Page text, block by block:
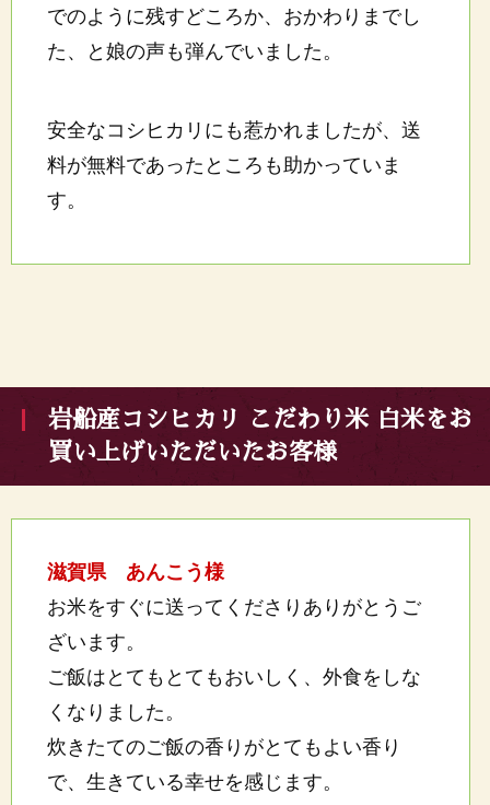
でのように残すどころか、おかわりまでし
た、と娘の声も弾んでいました。
安全なコシヒカリにも惹かれましたが、送
料が無料であったところも助かっていま
す。
岩船産コシヒカリ こだわり米 白米をお
買い上げいただいたお客様
滋賀県 あんこう様
お米をすぐに送ってくださりありがとうご
ざいます。
ご飯はとてもとてもおいしく、外食をしな
くなりました。
炊きたてのご飯の香りがとてもよい香り
で、生きている幸せを感じます。